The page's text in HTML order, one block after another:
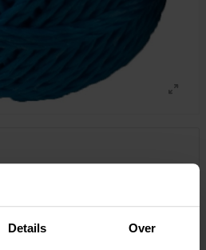
Details Over
pas la même gamme